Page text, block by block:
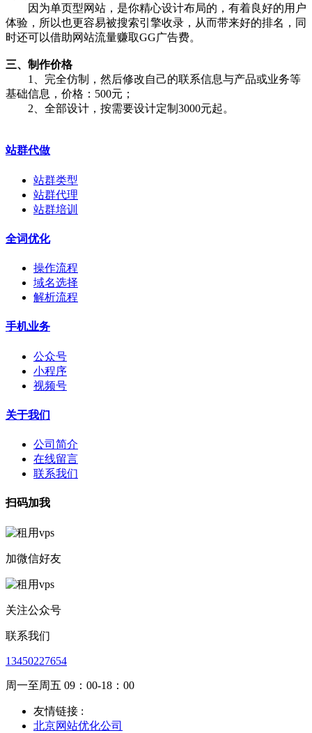
因为单页型网站，是你精心设计布局的，有着良好的用户
体验，所以也更容易被搜索引擎收录，从而带来好的排名，同
时还可以借助网站流量赚取GG广告费。
三、制作价格
1、完全仿制，然后修改自己的联系信息与产品或业务等
基础信息，价格：500元；
2、全部设计，按需要设计定制3000元起。
站群代做
站群类型
站群代理
站群培训
全词优化
操作流程
域名选择
解析流程
手机业务
公众号
小程序
视频号
关于我们
公司简介
在线留言
联系我们
扫码加我
加微信好友
关注公众号
联系我们
13450227654
周一至周五 09：00-18：00
友情链接 :
北京网站优化公司